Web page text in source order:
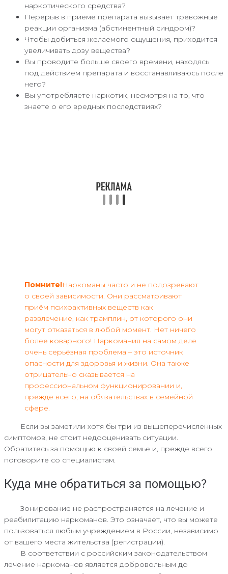
наркотического средства?
Перерыв в приёме препарата вызывает тревожные
реакции организма (абстинентный синдром)?
Чтобы добиться желаемого ощущения, приходится
увеличивать дозу вещества?
Вы проводите больше своего времени, находясь
под действием препарата и восстанавливаюсь после
него?
Вы употребляете наркотик, несмотря на то, что
знаете о его вредных последствиях?
Помните!Наркоманы часто и не подозревают
о своей зависимости. Они рассматривают
приём психоактивных веществ как
развлечение, как трамплин, от которого они
могут отказаться в любой момент. Нет ничего
более коварного! Наркомания на самом деле
очень серьёзная проблема – это источник
опасности для здоровья и жизни. Она также
отрицательно сказывается на
профессиональном функционировании и,
прежде всего, на обязательствах в семейной
сфере.
Если вы заметили хотя бы три из вышеперечисленных
симптомов, не стоит недооценивать ситуации.
Обратитесь за помощью к своей семье и, прежде всего
поговорите со специалистам.
Куда мне обратиться за помощью?
Зонирование не распространяется на лечение и
реабилитацию наркоманов. Это означает, что вы можете
пользоваться любым учреждением в России, независимо
от вашего места жительства (регистрации).
В соответствии с российским законодательством
лечение наркоманов является добровольным до